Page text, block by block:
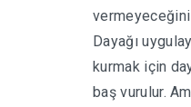
Dayağı
kurmak için
baş vurulur.